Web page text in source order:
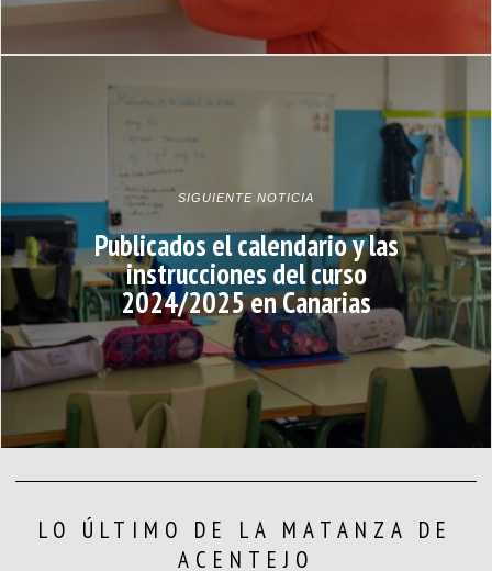
SIGUIENTE NOTICIA
Publicados el calendario y las
instrucciones del curso
2024/2025 en Canarias
LO ÚLTIMO DE LA MATANZA DE
ACENTEJO